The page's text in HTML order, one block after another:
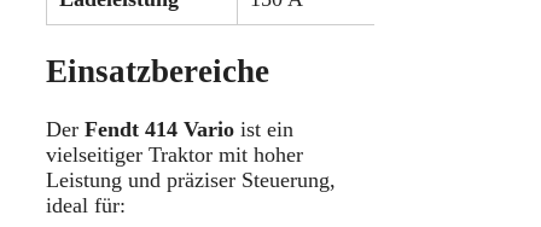
Einsatzbereiche
Der Fendt 414 Vario ist ein
vielseitiger Traktor mit hoher
Leistung und präziser Steuerung,
ideal für: